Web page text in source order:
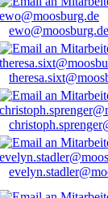
ewo@moosburg.de